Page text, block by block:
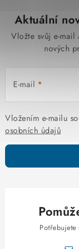
Aktuální
Vložte svůj e-mail
nových
E-mail
Vložením e-mailu
osobních údajů